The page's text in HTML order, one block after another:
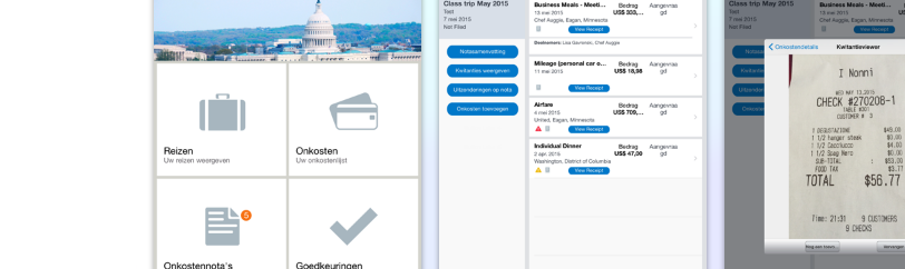
• een foto van uw kwitantie nemen en deze onmiddellijk aan uw onkostennota toevoegen;
• een vlucht of treinreis boeken, hotelkamers reserveren of een auto huren;
• nieuwe deelnemers bijwerken of toevoegen aan uitnodigingen voor besprekingen;
• op basis van uw voorkeuren suggesties voor hotels ontvangen;
• gemaakte kilometers automatisch bijhouden en vastleggen;
• uw reisschema met TripIt integreren om realtime waarschuwingen en updates voor uw reis te ontvangen.
*Dit is een mobiele companion-app voor bestaande gebruikers van SAP Concur-oplossingen.*